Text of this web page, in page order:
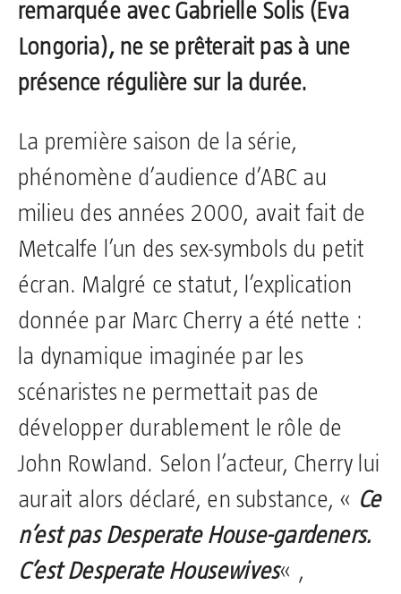
remarquée avec Gabrielle Solis (Eva
Longoria), ne se prêterait pas à une
présence régulière sur la durée.
La première saison de la série,
phénomène d’audience d’ABC au
milieu des années 2000, avait fait de
Metcalfe l’un des sex-symbols du petit
écran. Malgré ce statut, l’explication
donnée par Marc Cherry a été nette :
la dynamique imaginée par les
scénaristes ne permettait pas de
développer durablement le rôle de
John Rowland. Selon l’acteur, Cherry lui
aurait alors déclaré, en substance, « Ce
n’est pas Desperate House-gardeners.
C’est Desperate Housewives« ,